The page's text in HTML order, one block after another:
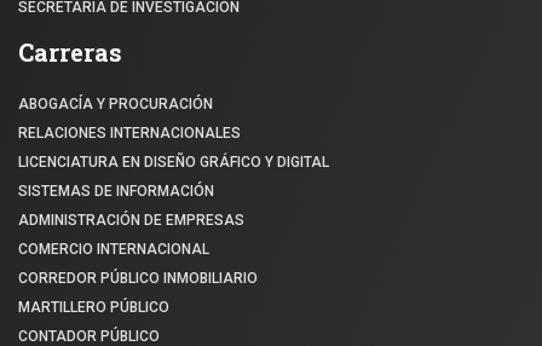
SECRETARÍA DE INVESTIGACIÓN
Carreras
ABOGACÍA Y PROCURACIÓN
RELACIONES INTERNACIONALES
LICENCIATURA EN DISEÑO GRÁFICO Y DIGITAL
SISTEMAS DE INFORMACIÓN
ADMINISTRACIÓN DE EMPRESAS
COMERCIO INTERNACIONAL
CORREDOR PÚBLICO INMOBILIARIO
MARTILLERO PÚBLICO
CONTADOR PÚBLICO